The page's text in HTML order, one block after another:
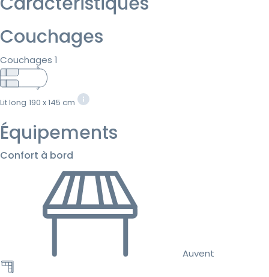
Couchages
Couchages 1
Lit long 190 x 145 cm
Équipements
Confort à bord
Auvent